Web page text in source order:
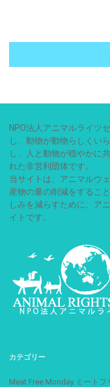
NPO法人アニマルライツ
し、動物が動物らしくい
し、人と動物が穏やかに
れた非営利団体です。
当サイトは、アニマルウ
産物の量の削減をするこ
しみを減らすために、ア
イトです。
カテゴリー
Meat Free Monday ミートフ